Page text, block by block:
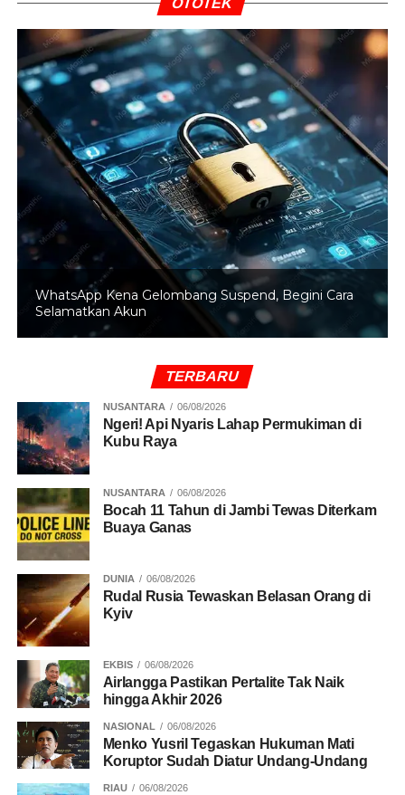
BAPANAS HARGA PANGAN
UP NEXT
Konflik Timur Tengah Reda, IHSG Langsung
Meroket
DON'T MISS
Harga BBM 25 Juni 2025 Turun Serempak! Ini
Daftar Lengkap di Pertamina, Shell, BP, dan Vivo
WhatsApp Kena Gelombang Suspend, Begini Cara
Selamatkan Akun
TERBARU
NUSANTARA 06/08/2026
Ngeri! Api Nyaris Lahap Permukiman di
Kubu Raya
NUSANTARA 06/08/2026
Bocah 11 Tahun di Jambi Tewas Diterkam
Buaya Ganas
DUNIA 06/08/2026
Rudal Rusia Tewaskan Belasan Orang di
Kyiv
EKBIS 06/08/2026
Airlangga Pastikan Pertalite Tak Naik
hingga Akhir 2026
NASIONAL 06/08/2026
Menko Yusril Tegaskan Hukuman Mati
Koruptor Sudah Diatur Undang-Undang
RIAU 06/08/2026